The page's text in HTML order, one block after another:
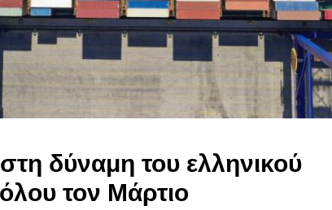
δύναμη του ελληνικού
τον Μάρτιο